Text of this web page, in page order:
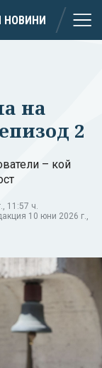
НОВИНИ
на
2
– кой
11:57 ч.
10 юни 2026 г.,